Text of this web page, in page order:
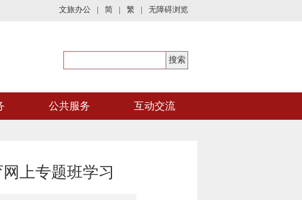
文旅办公 | 简 | 繁 | 无障碍浏览
公共服务 互动交流
上专题班学习